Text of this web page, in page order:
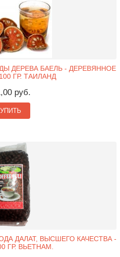
ДЕРЕВА БАЕЛЬ - ДЕРЕВЯННОЕ
ГР. ТАИЛАНД
руб.
ДАЛАТ, ВЫСШЕГО КАЧЕСТВА -
ГР. ВЬЕТНАМ.